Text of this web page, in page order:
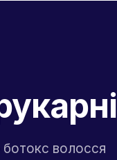
ботокс волосся